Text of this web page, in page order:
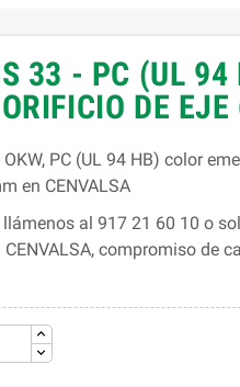
33 - PC (UL 94
DE
PC (UL 94 HB) color
en CENVALSA
al 917 21 60 10 o
compromiso de